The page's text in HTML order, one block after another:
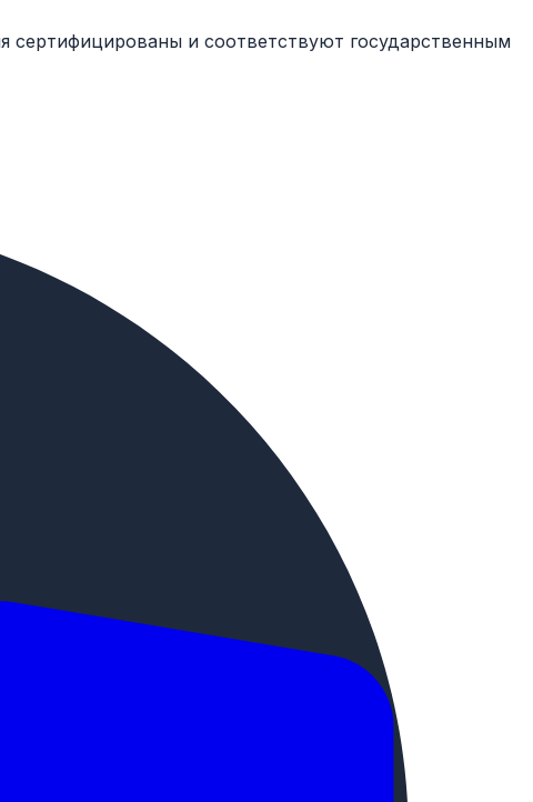
сертифицированы и соответствуют государственным